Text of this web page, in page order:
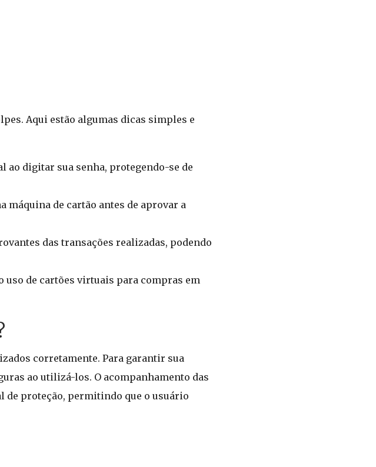
Aqui estão algumas dicas simples e
ao digitar sua senha, protegendo-se de
máquina de cartão antes de aprovar a
das transações realizadas, podendo
uso de cartões virtuais para compras em
corretamente. Para garantir sua
ao utilizá-los. O acompanhamento das
de proteção, permitindo que o usuário